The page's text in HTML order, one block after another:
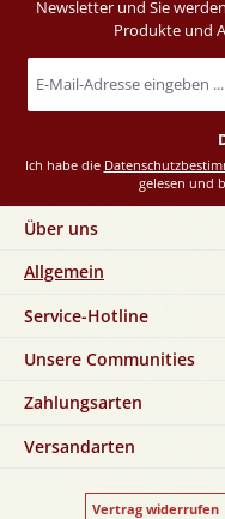
Newsletter und Sie
Produkte und
E-
Mail-
Ich habe die
gelesen und
Über uns
Allgemein
Service-Hotline
Unsere Communities
Zahlungsarten
Versandarten
Vertrag widerrufen